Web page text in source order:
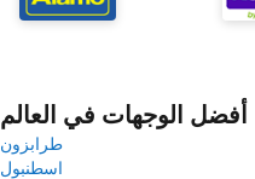
أفضل الوجهات في العالم
طرابزون
اسطنبول